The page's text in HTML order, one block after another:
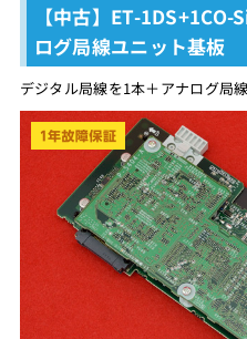
【中古】ET-
ログ局線ユニット基板
デジタル局線を1本＋アナログ局